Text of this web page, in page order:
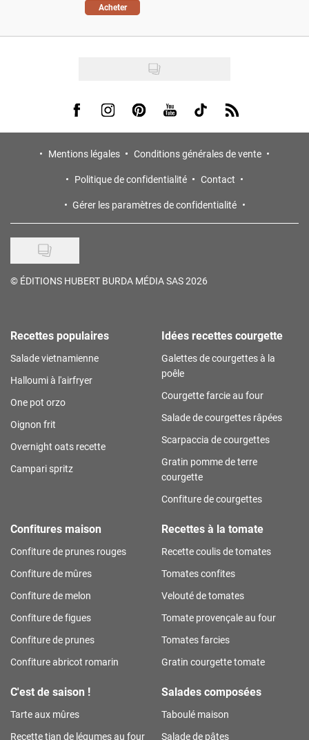
Acheter
Visit us on Facebook
Visit us on Instagram
Visit us on Pinterest
Visit us on Youtube
Visit us on Tiktok
Visit us on Rss
Mentions légales
Conditions générales de vente
Politique de confidentialité
Contact
Gérer les paramètres de confidentialité
© ÉDITIONS HUBERT BURDA MÉDIA SAS 2026
Recettes populaires
Salade vietnamienne
Halloumi à l'airfryer
One pot orzo
Oignon frit
Overnight oats recette
Campari spritz
Idées recettes courgette
Galettes de courgettes à la
poêle
Courgette farcie au four
Salade de courgettes râpées
Scarpaccia de courgettes
Gratin pomme de terre
courgette
Confiture de courgettes
Confitures maison
Confiture de prunes rouges
Confiture de mûres
Confiture de melon
Confiture de figues
Confiture de prunes
Confiture abricot romarin
Recettes à la tomate
Recette coulis de tomates
Tomates confites
Velouté de tomates
Tomate provençale au four
Tomates farcies
Gratin courgette tomate
C'est de saison !
Tarte aux mûres
Recette tian de légumes au four
Salades composées
Taboulé maison
Salade de pâtes